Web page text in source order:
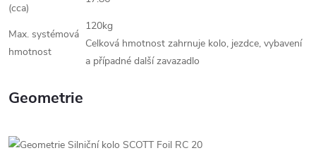
(cca)
Max. systémová
hmotnost
120kg
Celková hmotnost zahrnuje kolo, jezdce, vybavení
a případné další zavazadlo
Geometrie